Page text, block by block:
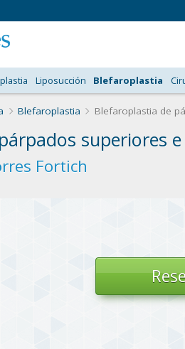
Blefaroplastia Blefaroplastia de
superiores
Fortich
Liposucción Blefaroplastia